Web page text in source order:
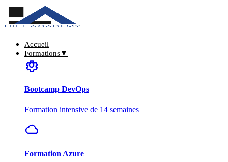
Accueil
Formations▼
Bootcamp DevOps
Formation intensive de 14 semaines
Formation Azure